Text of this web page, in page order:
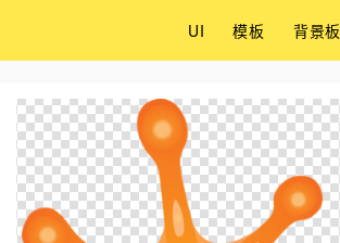
UI 模板 背景板